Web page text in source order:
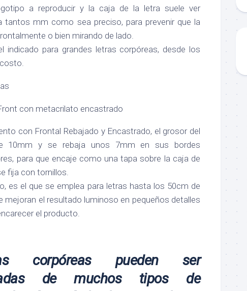
a reproducir y la caja de la letra suele ver
tantos mm como sea preciso, para prevenir que la
o bien mirando de lado.
indicado para grandes letras corpóreas, desde los
con metacrilato encastrado
con Frontal Rebajado y Encastrado, el grosor del
10mm y se rebaja unos 7mm en sus bordes
para que encaje como una tapa sobre la caja de
fija con tornillos.
es el que se emplea para letras hasta los 50cm de
mejoran el resultado luminoso en pequeños detalles
el producto.
corpóreas pueden ser
de muchos tipos de